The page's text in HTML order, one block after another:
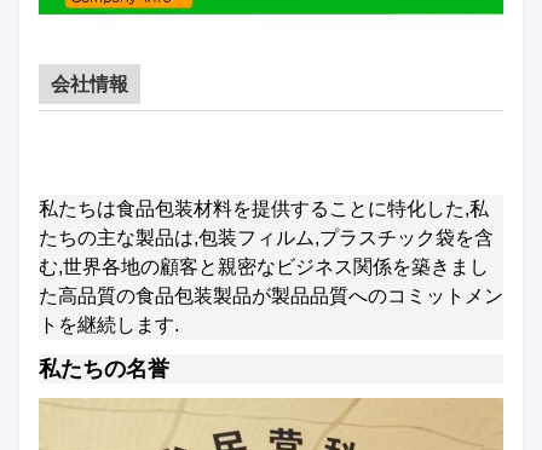
会社情報
私たちは食品包装材料を提供することに特化した,私
たちの主な製品は,包装フィルム,プラスチック袋を含
む,世界各地の顧客と親密なビジネス関係を築きまし
た高品質の食品包装製品が製品品質へのコミットメン
トを継続します.
私たちの名誉